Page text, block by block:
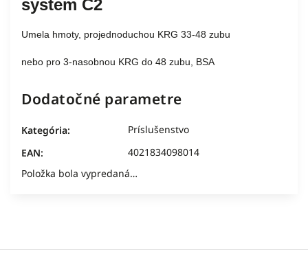
system C2
Umela hmoty, projednoduchou KRG 33-48 zubu
nebo pro 3-nasobnou KRG do 48 zubu, BSA
Dodatočné parametre
Kategória:
Príslušenstvo
EAN:
4021834098014
Položka bola vypredaná…